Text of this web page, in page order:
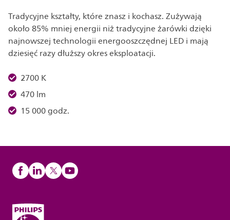
Tradycyjne kształty, które znasz i kochasz. Zużywają
około 85% mniej energii niż tradycyjne żarówki dzięki
najnowszej technologii energooszczędnej LED i mają
dziesięć razy dłuższy okres eksploatacji.
2700 K
470 lm
15 000 godz.